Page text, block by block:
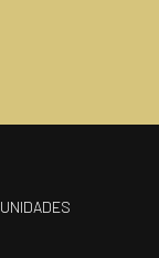
UNIDADES